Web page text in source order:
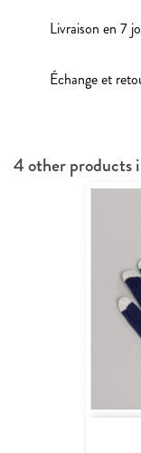
Livraison en 7
Échange et
4 other products